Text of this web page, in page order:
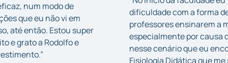
num modo de
que eu não vi em
até então. Estou super
e grato a Rodolfo e
dificuldade com a forma
professores ensinarem a
especialmente por causa
nesse cenário que eu
Fisiologia Didática que